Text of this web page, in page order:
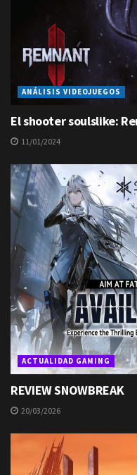
ANÁLISIS VIDEOJUEGOS
El shooter soulslike:
11/01/2024
ACTUALIDAD GAMING
REVIEW SNOWBREAK
20/03/2026